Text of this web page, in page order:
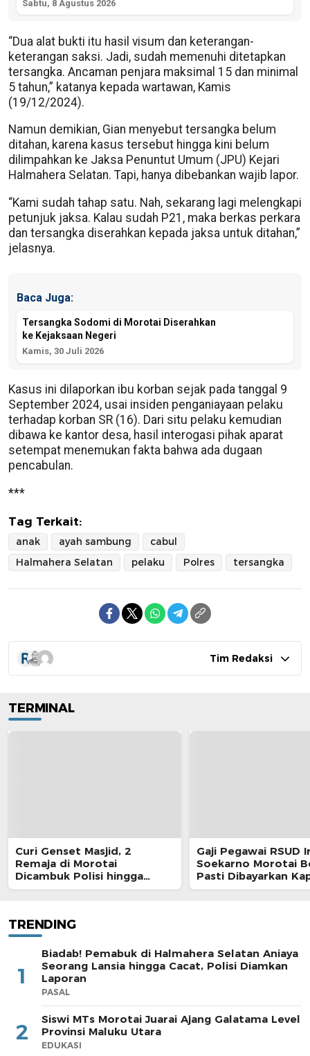
Sabtu, 8 Agustus 2026
“Dua alat bukti itu hasil visum dan keterangan-
keterangan saksi. Jadi, sudah memenuhi ditetapkan
tersangka. Ancaman penjara maksimal 15 dan minimal
5 tahun,” katanya kepada wartawan, Kamis
(19/12/2024).
Namun demikian, Gian menyebut tersangka belum
ditahan, karena kasus tersebut hingga kini belum
dilimpahkan ke Jaksa Penuntut Umum (JPU) Kejari
Halmahera Selatan. Tapi, hanya dibebankan wajib lapor.
“Kami sudah tahap satu. Nah, sekarang lagi melengkapi
petunjuk jaksa. Kalau sudah P21, maka berkas perkara
dan tersangka diserahkan kepada jaksa untuk ditahan,”
jelasnya.
Baca Juga:
Tersangka Sodomi di Morotai Diserahkan
ke Kejaksaan Negeri
Kamis, 30 Juli 2026
Kasus ini dilaporkan ibu korban sejak pada tanggal 9
September 2024, usai insiden penganiayaan pelaku
terhadap korban SR (16). Dari situ pelaku kemudian
dibawa ke kantor desa, hasil interogasi pihak aparat
setempat menemukan fakta bahwa ada dugaan
pencabulan.
***
Tag Terkait:
anak ayah sambung
cabul
Halmahera Selatan
pelaku Polres tersangka
Tim Redaksi
TERMINAL
Curi Genset Masjid, 2
Remaja di Morotai
Dicambuk Polisi hingga
Berdarah
Gaji Pegawai RSUD
Soekarno Morotai
Pasti Dibayarkan
TRENDING
1
Biadab! Pemabuk di Halmahera Selatan Aniaya
Seorang Lansia hingga Cacat, Polisi Diamkan
Laporan
PASAL
2
Siswi MTs Morotai Juarai Ajang Galatama Level
Provinsi Maluku Utara
EDUKASI